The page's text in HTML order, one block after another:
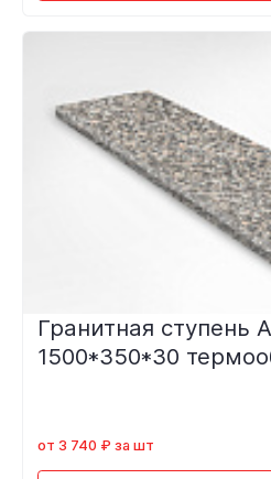
Гранитная ступень
1500*350*30
от 3 740 ₽ за шт